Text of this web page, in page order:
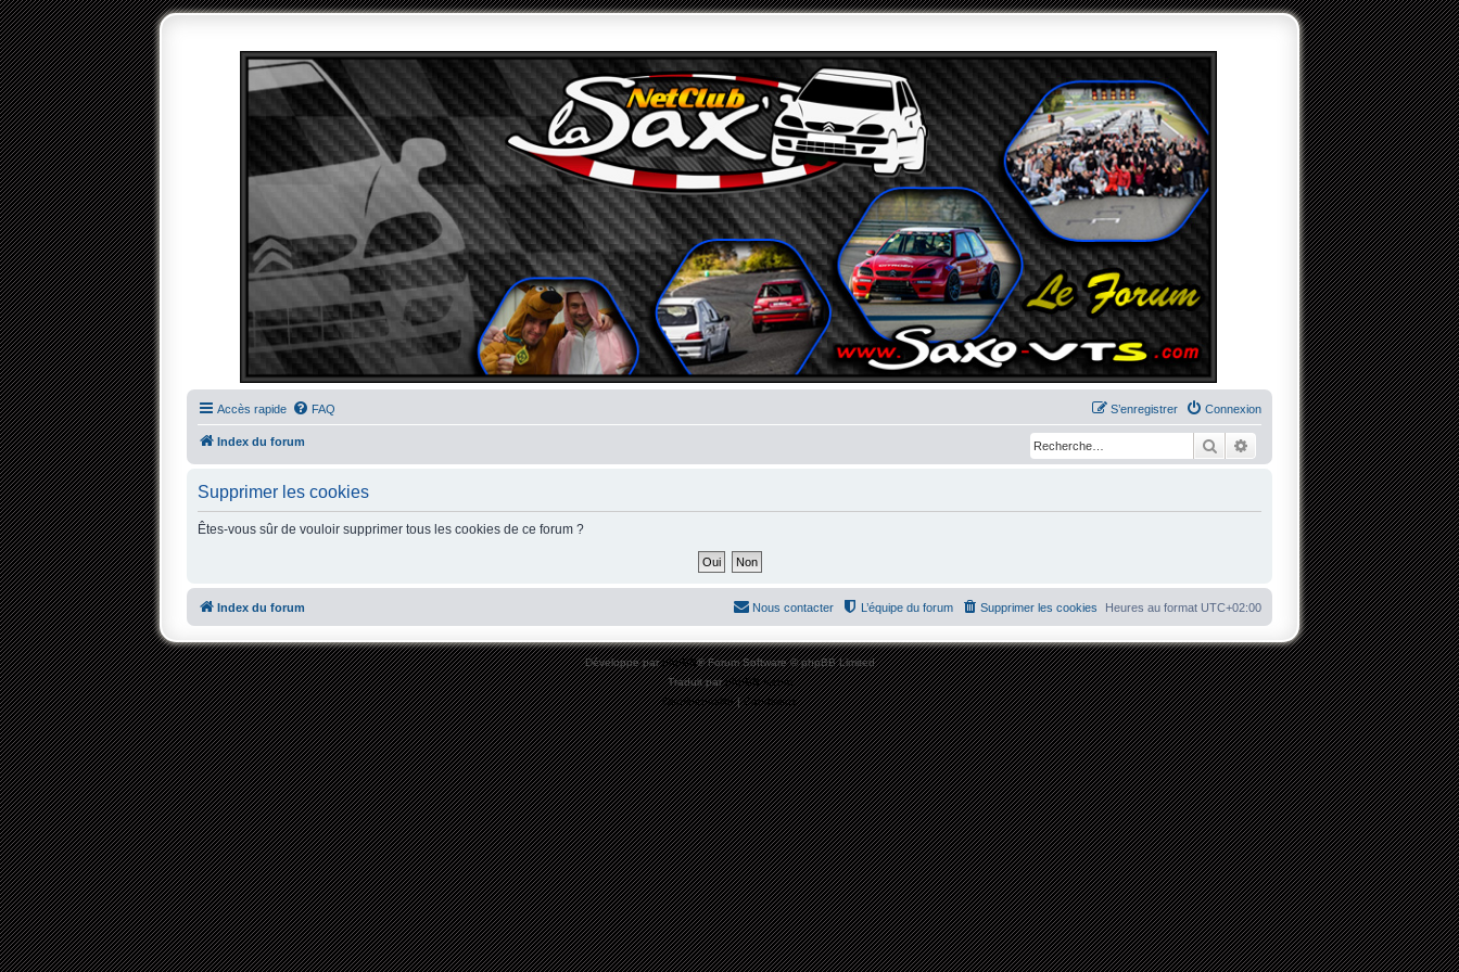
Accès rapide FAQ Connexion
S’enregistrer
Index du forum RechercherRecherche avancée
Supprimer les cookies
Êtes-vous sûr de vouloir supprimer tous les cookies de ce forum ?
Index du forum Heures au format UTC+02:00
Supprimer les cookies
L’équipe du forum
Nous contacter
Développé parphpBB® Forum Software © phpBB Limited
Traduit parphpBB-fr.com
Confidentialité|Conditions